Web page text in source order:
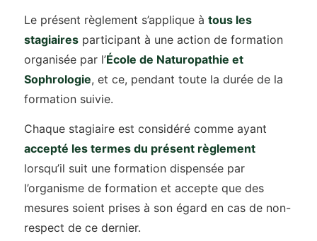
Le présent règlement s’applique à tous les
stagiaires participant à une action de formation
organisée par l’École de Naturopathie et
Sophrologie, et ce, pendant toute la durée de la
formation suivie.
Chaque stagiaire est considéré comme ayant
accepté les termes du présent règlement
lorsqu’il suit une formation dispensée par
l’organisme de formation et accepte que des
mesures soient prises à son égard en cas de non-
respect de ce dernier.